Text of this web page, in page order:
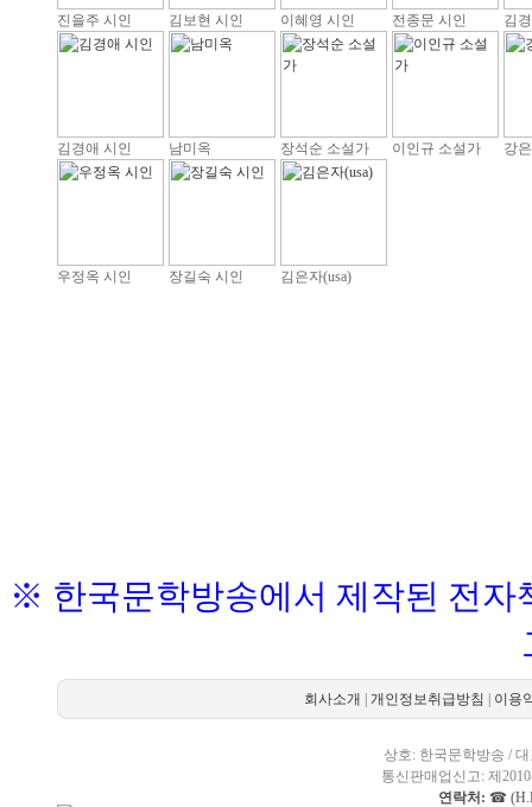
진을주 시인 김보현 시인 이혜영 시인 전종문 시인 김
김경애 시인 남미옥 장석순 소설가 이인규 소설가 강
우정옥 시인 장길숙 시인 김은자(usa)
※ 한국문학방송에서 제작된 전자
회사소개 개인정보취급방침 이용
상호: 한국문학방송 /
통신판매업신고: 제
연락처: ☎